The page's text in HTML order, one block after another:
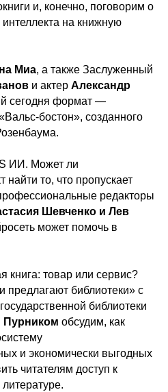
и, конечно, поговорим о
интеллекта на книжную
Миа, а также Заслуженный
и актер Александр
сегодня формат —
бостон», созданного
ИИ. Может ли
найти то, что пропускает
редакторы
Шевченко и Лев
может помочь в
книга: товар или сервис?
предлагают библиотеки» с
библиотеки
Пурником обсудим, как
и экономически выгодных
читателям доступ к